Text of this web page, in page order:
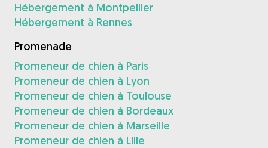
Hébergement à Montpellier
Hébergement à Rennes
Promenade
Promeneur de chien à Paris
Promeneur de chien à Lyon
Promeneur de chien à Toulouse
Promeneur de chien à Bordeaux
Promeneur de chien à Marseille
Promeneur de chien à Lille